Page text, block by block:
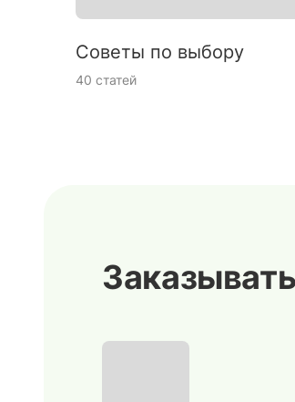
Советы по выбору
40 статей